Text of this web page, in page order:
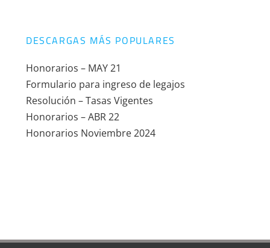
DESCARGAS MÁS POPULARES
Honorarios – MAY 21
Formulario para ingreso de legajos
Resolución – Tasas Vigentes
Honorarios – ABR 22
Honorarios Noviembre 2024